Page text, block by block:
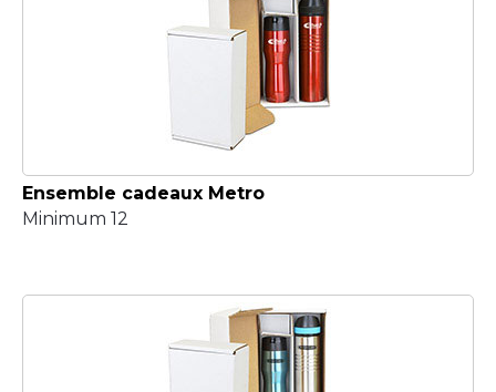
Ensemble cadeaux Metro
Minimum 12